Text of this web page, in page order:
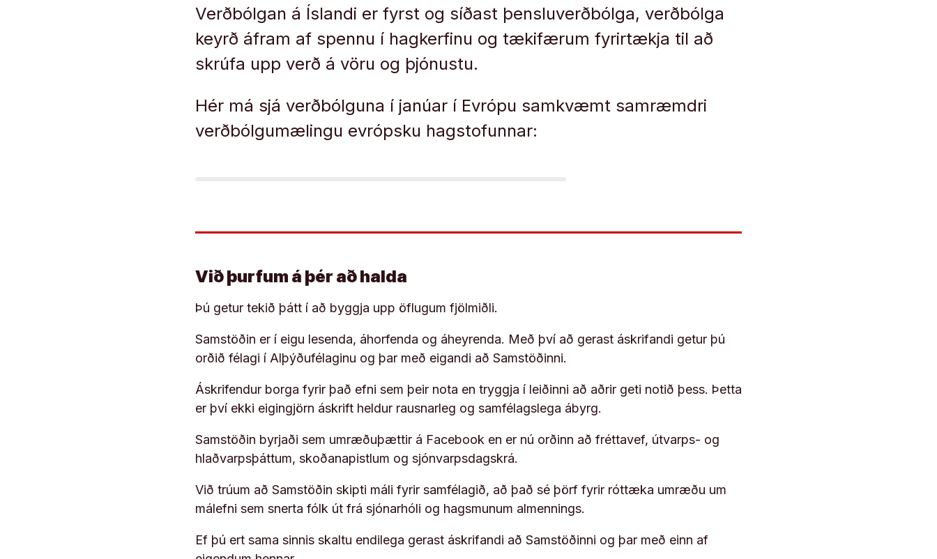
Verðbólgan á Íslandi er fyrst og síðast þensluverðbólga, verðbólga
keyrð áfram af spennu í hagkerfinu og tækifærum fyrirtækja til að
skrúfa upp verð á vöru og þjónustu.
Hér má sjá verðbólguna í janúar í Evrópu samkvæmt samræmdri
verðbólgumælingu evrópsku hagstofunnar:
Við þurfum á þér að halda
Þú getur tekið þátt í að byggja upp öflugum fjölmiðli.
Samstöðin er í eigu lesenda, áhorfenda og áheyrenda. Með því að gerast áskrifandi getur þú
orðið félagi í Alþýðufélaginu og þar með eigandi að Samstöðinni.
Áskrifendur borga fyrir það efni sem þeir nota en tryggja í leiðinni að aðrir geti notið þess. Þetta
er því ekki eigingjörn áskrift heldur rausnarleg og samfélagslega ábyrg.
Samstöðin byrjaði sem umræðuþættir á Facebook en er nú orðinn að fréttavef, útvarps- og
hlaðvarpsþáttum, skoðanapistlum og sjónvarpsdagskrá.
Við trúum að Samstöðin skipti máli fyrir samfélagið, að það sé þörf fyrir róttæka umræðu um
málefni sem snerta fólk út frá sjónarhóli og hagsmunum almennings.
Ef þú ert sama sinnis skaltu endilega gerast áskrifandi að Samstöðinni og þar með einn af